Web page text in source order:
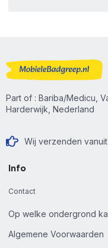
Part of : Bariba/Medicu,
Harderwijk, Nederland
Wij verzenden
Info
Contact
Op welke ondergrond
Algemene Voorwaarden